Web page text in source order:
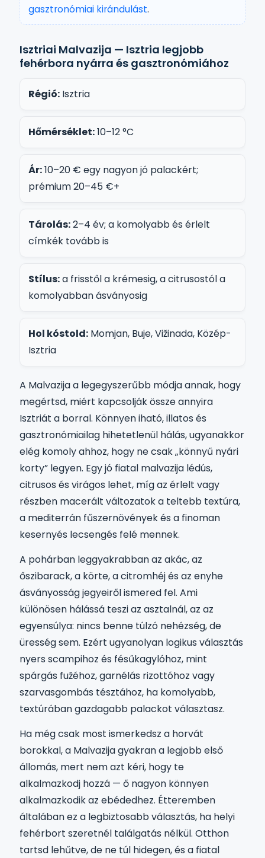
gasztronómiai kirándulást.
Isztriai Malvazija — Isztria legjobb
fehérbora nyárra és gasztronómiához
Régió: Isztria
Hőmérséklet:10–12 °C
Ár:10–20 € egy nagyon jó palackért;
prémium 20–45 €+
Tárolás:2–4 év; a komolyabb és érlelt
címkék tovább is
Stílus:a frisstől a krémesig, a citrusostól a
komolyabban ásványosig
Hol kóstold: Momjan, Buje, Vižinada, Közép-
Isztria
A Malvazija a legegyszerűbb módja annak, hogy
megértsd, miért kapcsolják össze annyira
Isztriát a borral. Könnyen iható, illatos és
gasztronómiailag hihetetlenül hálás, ugyanakkor
elég komoly ahhoz, hogy ne csak „könnyű nyári
korty” legyen. Egy jó fiatal malvazija lédús,
citrusos és virágos lehet, míg az érlelt vagy
részben macerált változatok a teltebb textúra,
a mediterrán fűszernövények és a finoman
kesernyés lecsengés felé mennek.
A pohárban leggyakrabban az akác, az
őszibarack, a körte, a citromhéj és az enyhe
ásványosság jegyeiről ismered fel. Ami
különösen hálássá teszi az asztalnál, az az
egyensúlya: nincs benne túlzó nehézség, de
üresség sem. Ezért ugyanolyan logikus választás
nyers scampihoz és fésűkagylóhoz, mint
spárgás fužéhoz, garnélás rizottóhoz vagy
szarvasgombás tésztához, ha komolyabb,
textúrában gazdagabb palackot választasz.
Ha még csak most ismerkedsz a horvát
borokkal, a Malvazija gyakran a legjobb első
állomás, mert nem azt kéri, hogy te
alkalmazkodj hozzá — ő nagyon könnyen
alkalmazkodik az ebédedhez. Étteremben
általában ez a legbiztosabb választás, ha helyi
fehérbort szeretnél találgatás nélkül. Otthon
tartsd lehűtve, de ne túl hidegen, és a fiatal